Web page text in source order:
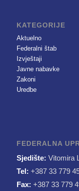
KATEGORIJE
Aktuelno
Federalni štab
Izvještaji
Javne nabavke
Zakoni
Uredbe
FEDERALNA
Sjedište: Vitomira
Tel: +387 33 779
Fax: +387 33 779